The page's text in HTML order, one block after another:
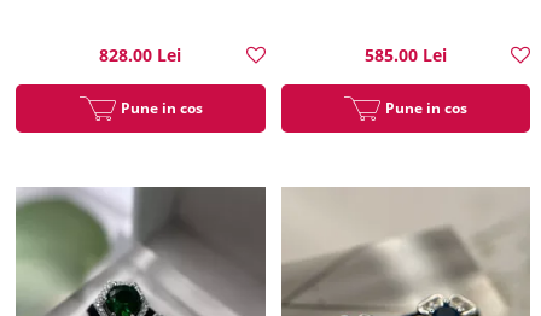
828.00 Lei
Pune in cos
585.00 Lei
Pune in cos